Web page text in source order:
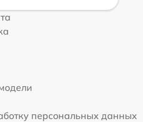
персональных данных